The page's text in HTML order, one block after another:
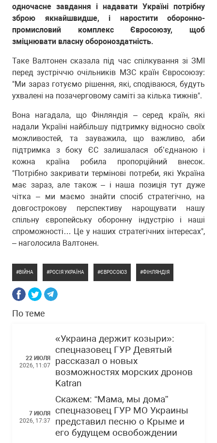
одночасне завдання і надавати Україні потрібну
зброю якнайшвидше, і наростити оборонно-
промисловий комплекс Євросоюзу, щоб
зміцнювати власну обороноздатність.
Таке Валтонен сказала під час спілкування зі ЗМІ
перед зустріччю очільників МЗС країн Євросоюзу:
"Ми зараз готуємо рішення, які, сподіваюся, будуть
ухвалені на позачерговому саміті за кілька тижнів".
Вона нагадала, що Фінляндія – серед країн, які
надали Україні найбільшу підтримку відносно своїх
можливостей, та зауважила, що важливо, аби
підтримка з боку ЄС залишалася об’єднаною і
кожна країна робила пропорційний внесок.
"Потрібно закривати термінові потреби, які Україна
має зараз, але також – і наша позиція тут дуже
чітка – ми маємо знайти спосіб стратегічно, на
довгострокову перспективу нарощувати нашу
спільну європейську оборонну індустрію і наші
спроможності… Це у наших стратегічних інтересах",
– наголосила Валтонен.
ВІЙНА РОСІЯ УКРАЇНА ЄВРОСОЮЗ ФІНЛЯНДІЯ
По теме
22 ИЮЛЯ
2026, 11:07
«Украина держит козыри»:
спецназовец ГУР Девятый
рассказал о новых
возможностях морских дронов
Katran
7 ИЮЛЯ
2026, 17:37
Скажем: “Мама, мы дома”
спецназовец ГУР МО Украины
представил песню о Крыме и
его будущем освобождении